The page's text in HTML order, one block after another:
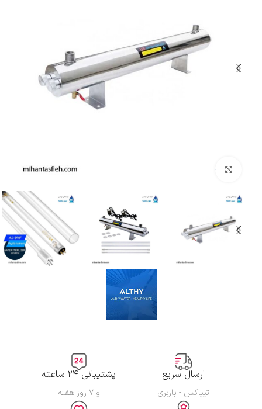
ارسال سریع
تیپاکس - باربری
پشتیبانی ۲۴ ساعته
و ۷ روز هفته